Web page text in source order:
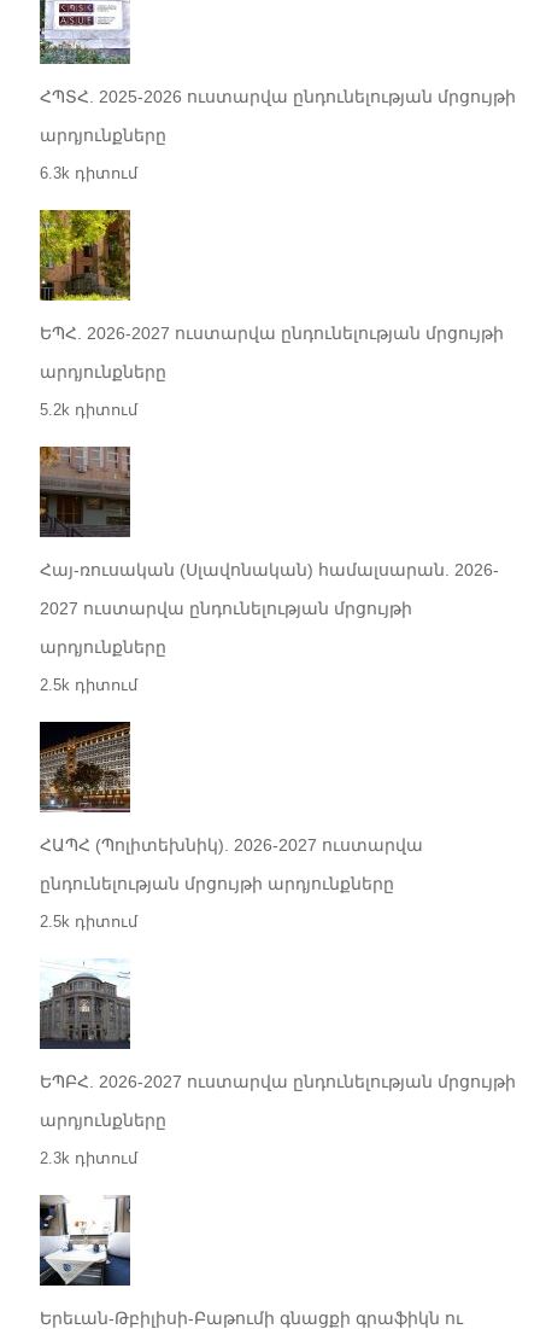
ՀՊՏՀ. 2025-2026 ուստարվա ընդունելության մրցույթի
արդյունքները
6.3k դիտում
ԵՊՀ. 2026-2027 ուստարվա ընդունելության մրցույթի
արդյունքները
5.2k դիտում
Հայ-ռուսական (Սլավոնական) համալսարան. 2026-
2027 ուստարվա ընդունելության մրցույթի
արդյունքները
2.5k դիտում
ՀԱՊՀ (Պոլիտեխնիկ). 2026-2027 ուստարվա
ընդունելության մրցույթի արդյունքները
2.5k դիտում
ԵՊԲՀ. 2026-2027 ուստարվա ընդունելության մրցույթի
արդյունքները
2.3k դիտում
Երեւան-Թբիլիսի-Բաթումի գնացքի գրաֆիկն ու